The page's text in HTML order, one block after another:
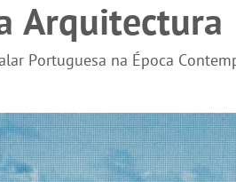
Arquitectura
Portuguesa na Época